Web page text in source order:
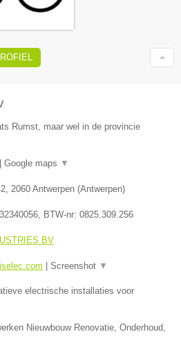
Rumst, maar wel in de provincie
Google maps ▼
2060 Antwerpen (Antwerpen)
, BTW-nr: 0825.309.256
BV
Screenshot ▼
electrische installaties voor
Nieuwbouw Renovatie, Onderhoud,